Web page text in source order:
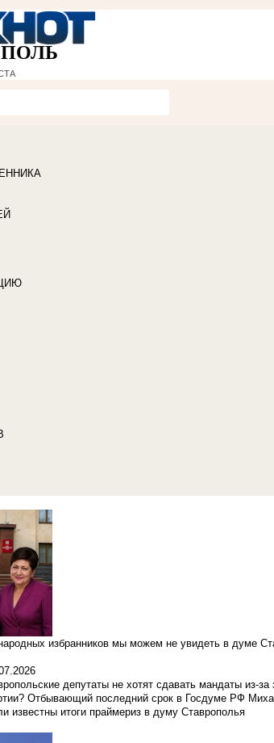
избранников мы можем не увидеть в думе
депутаты не хотят сдавать мандаты из-
Отбывающий последний срок в Госдуме РФ
известны итоги праймериз в думу Ставрополья